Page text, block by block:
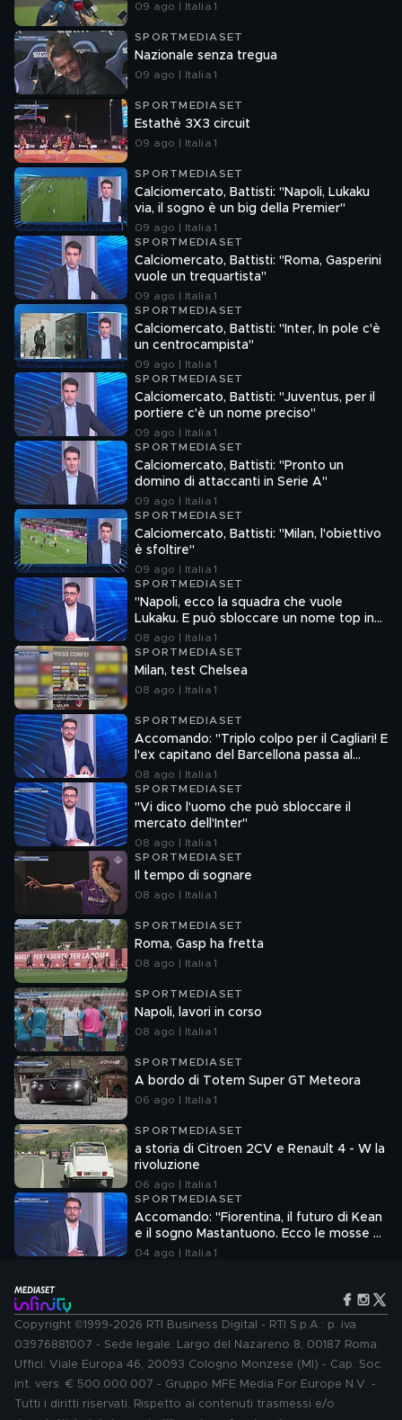
09 ago | Italia 1
SPORTMEDIASET
Nazionale senza tregua
09 ago | Italia 1
SPORTMEDIASET
Estathè 3X3 circuit
09 ago | Italia 1
SPORTMEDIASET
Calciomercato, Battisti: "Napoli, Lukaku
via, il sogno è un big della Premier"
09 ago | Italia 1
SPORTMEDIASET
Calciomercato, Battisti: "Roma, Gasperini
vuole un trequartista"
09 ago | Italia 1
SPORTMEDIASET
Calciomercato, Battisti: "Inter, In pole c'è
un centrocampista"
09 ago | Italia 1
SPORTMEDIASET
Calciomercato, Battisti: "Juventus, per il
portiere c'è un nome preciso"
09 ago | Italia 1
SPORTMEDIASET
Calciomercato, Battisti: "Pronto un
domino di attaccanti in Serie A"
09 ago | Italia 1
SPORTMEDIASET
Calciomercato, Battisti: "Milan, l'obiettivo
è sfoltire"
09 ago | Italia 1
SPORTMEDIASET
"Napoli, ecco la squadra che vuole
Lukaku. E può sbloccare un nome top in
attacco"
08 ago | Italia 1
SPORTMEDIASET
Milan, test Chelsea
08 ago | Italia 1
SPORTMEDIASET
Accomando: "Triplo colpo per il Cagliari! E
l'ex capitano del Barcellona passa al
Liverpool"
08 ago | Italia 1
SPORTMEDIASET
"Vi dico l'uomo che può sbloccare il
mercato dell'Inter"
08 ago | Italia 1
SPORTMEDIASET
Il tempo di sognare
08 ago | Italia 1
SPORTMEDIASET
Roma, Gasp ha fretta
08 ago | Italia 1
SPORTMEDIASET
Napoli, lavori in corso
08 ago | Italia 1
SPORTMEDIASET
A bordo di Totem Super GT Meteora
06 ago | Italia 1
SPORTMEDIASET
a storia di Citroen 2CV e Renault 4 - W la
rivoluzione
06 ago | Italia 1
SPORTMEDIASET
Accomando: "Fiorentina, il futuro di Kean
e il sogno Mastantuono. Ecco le mosse di
Como e Roma"
04 ago | Italia 1
Copyright ©1999-2026 RTI Business Digital - RTI S.p.A.: p. iva
03976881007 - Sede legale: Largo del Nazareno 8, 00187 Roma.
Uffici: Viale Europa 46, 20093 Cologno Monzese (MI) - Cap. Soc.
int. vers. € 500.000.007 - Gruppo MFE Media For Europe N.V. -
Tutti i diritti riservati. Rispetto ai contenuti trasmessi e/o